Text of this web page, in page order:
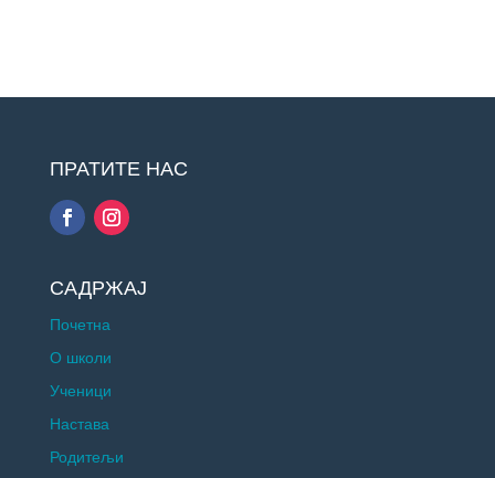
ПРАТИТЕ НАС
САДРЖАЈ
Почетна
О школи
Ученици
Настава
Родитељи